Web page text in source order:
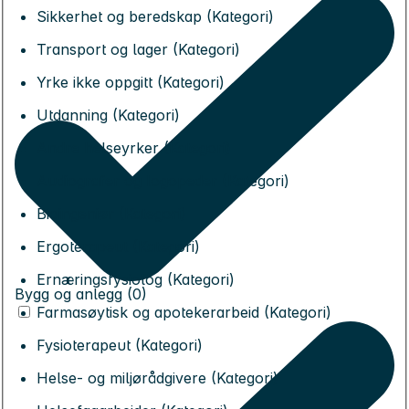
Sikkerhet og beredskap (Kategori)
Transport og lager (Kategori)
Yrke ikke oppgitt (Kategori)
Utdanning (Kategori)
Andre helseyrker (Kategori)
Audiografer og logopeder (Kategori)
Bioingeniør (Kategori)
Ergoterapeut (Kategori)
Ernæringsfysiolog (Kategori)
Farmasøytisk og apotekerarbeid (Kategori)
Fysioterapeut (Kategori)
Helse- og miljørådgivere (Kategori)
Bygg og anlegg (0)